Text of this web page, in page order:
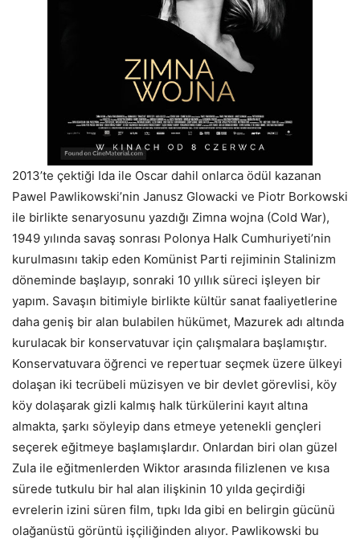
2013’te çektiği Ida ile Oscar dahil onlarca ödül kazanan
Pawel Pawlikowski’nin Janusz Glowacki ve Piotr Borkowski
ile birlikte senaryosunu yazdığı Zimna wojna (Cold War),
1949 yılında savaş sonrası Polonya Halk Cumhuriyeti’nin
kurulmasını takip eden Komünist Parti rejiminin Stalinizm
döneminde başlayıp, sonraki 10 yıllık süreci işleyen bir
yapım. Savaşın bitimiyle birlikte kültür sanat faaliyetlerine
daha geniş bir alan bulabilen hükümet, Mazurek adı altında
kurulacak bir konservatuvar için çalışmalara başlamıştır.
Konservatuvara öğrenci ve repertuar seçmek üzere ülkeyi
dolaşan iki tecrübeli müzisyen ve bir devlet görevlisi, köy
köy dolaşarak gizli kalmış halk türkülerini kayıt altına
almakta, şarkı söyleyip dans etmeye yetenekli gençleri
seçerek eğitmeye başlamışlardır. Onlardan biri olan güzel
Zula ile eğitmenlerden Wiktor arasında filizlenen ve kısa
sürede tutkulu bir hal alan ilişkinin 10 yılda geçirdiği
evrelerin izini süren film, tıpkı Ida gibi en belirgin gücünü
olağanüstü görüntü işçiliğinden alıyor. Pawlikowski bu